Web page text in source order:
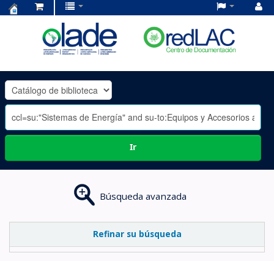
OLADE
-
Ir
Búsqueda avanzada
Refinar su búsqueda